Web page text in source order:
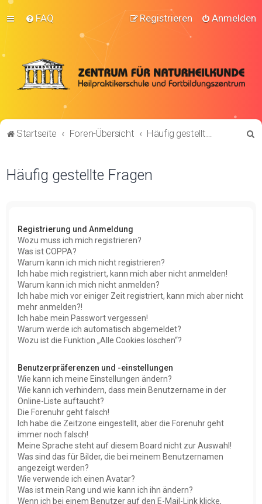
FAQ Anmelden
Registrieren
Startseite Foren-Übersicht Häufig gestellte Fragen
Häufig gestellte Fragen
Registrierung und Anmeldung
Wozu muss ich mich registrieren?
Was ist COPPA?
Warum kann ich mich nicht registrieren?
Ich habe mich registriert, kann mich aber nicht anmelden!
Warum kann ich mich nicht anmelden?
Ich habe mich vor einiger Zeit registriert, kann mich aber nicht
mehr anmelden?!
Ich habe mein Passwort vergessen!
Warum werde ich automatisch abgemeldet?
Wozu ist die Funktion „Alle Cookies löschen“?
Benutzerpräferenzen und -einstellungen
Wie kann ich meine Einstellungen ändern?
Wie kann ich verhindern, dass mein Benutzername in der
Online-Liste auftaucht?
Die Forenuhr geht falsch!
Ich habe die Zeitzone eingestellt, aber die Forenuhr geht
immer noch falsch!
Meine Sprache steht auf diesem Board nicht zur Auswahl!
Was sind das für Bilder, die bei meinem Benutzernamen
angezeigt werden?
Wie verwende ich einen Avatar?
Was ist mein Rang und wie kann ich ihn ändern?
Wenn ich bei einem Benutzer auf den E-Mail-Link klicke,